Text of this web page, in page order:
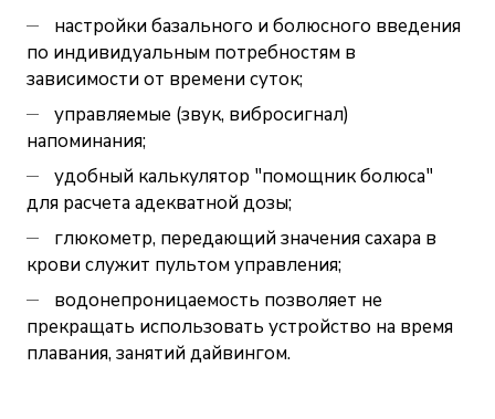
настройки базального и болюсного введения
по индивидуальным потребностям в
зависимости от времени суток;
управляемые (звук, вибросигнал)
напоминания;
удобный калькулятор "помощник болюса"
для расчета адекватной дозы;
глюкометр, передающий значения сахара в
крови служит пультом управления;
водонепроницаемость позволяет не
прекращать использовать устройство на время
плавания, занятий дайвингом.